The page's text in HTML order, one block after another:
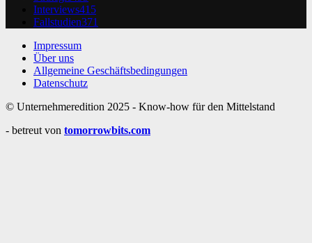
Interviews415
Fallstudien371
Impressum
Über uns
Allgemeine Geschäftsbedingungen
Datenschutz
© Unternehmeredition 2025 - Know-how für den Mittelstand
- betreut von tomorrowbits.com